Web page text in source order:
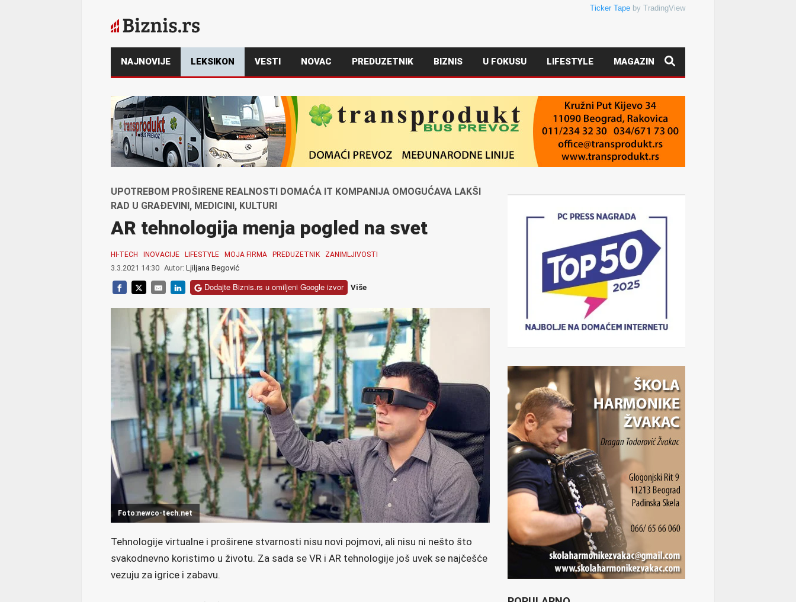
Ticker Tape by TradingView
NAJNOVIJE LEKSIKON VESTI NOVAC PREDUZETNIK BIZNIS U FOKUSU LIFESTYLE MAGAZIN
UPOTREBOM PROŠIRENE REALNOSTI DOMAĆA IT KOMPANIJA OMOGUĆAVA LAKŠI
RAD U GRAĐEVINI, MEDICINI, KULTURI
AR tehnologija menja pogled na svet
HI-TECH INOVACIJE LIFESTYLE MOJA FIRMA PREDUZETNIK ZANIMLJIVOSTI
3.3.2021 14:30 Autor: Ljiljana Begović
Dodajte Biznis.rs u omiljeni Google izvor Više
Foto:newco-tech.net
Tehnologije virtualne i proširene stvarnosti nisu novi pojmovi, ali nisu ni nešto što
svakodnevno koristimo u životu. Za sada se VR i AR tehnologije još uvek se najčešće
vezuju za igrice i zabavu.